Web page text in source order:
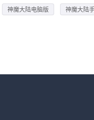
神魔大陆电脑版 神魔大陆